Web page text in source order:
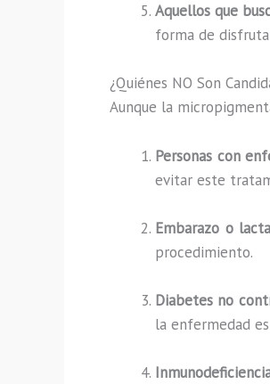
Aquellos que
forma de
¿Quiénes NO Son
Aunque la
Personas con
evitar este
Embarazo o
procedimiento.
Diabetes no
la enfermedad